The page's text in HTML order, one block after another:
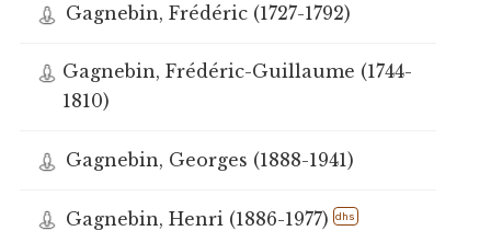
Gagnebin, Frédéric (1727-1792)
Gagnebin, Frédéric-Guillaume (1744-
1810)
Gagnebin, Georges (1888-1941)
Gagnebin, Henri (1886-1977) dhs